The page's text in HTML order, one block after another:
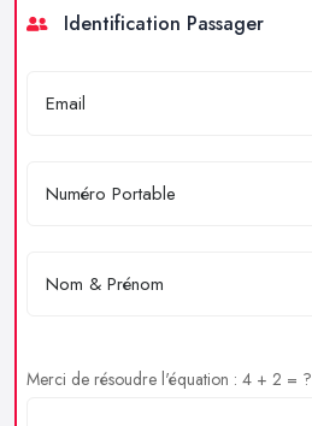
Identification Passager
Merci de résoudre l'équation : 4 + 2 = ?